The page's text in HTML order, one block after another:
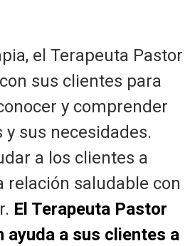
el Terapeuta Pastor
sus clientes para
y comprender
y sus necesidades.
a los clientes a
relación saludable con
El Terapeuta Pastor
ayuda a sus clientes a